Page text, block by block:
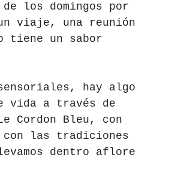
los domingos por
viaje, una reunión
tiene un sabor
hay algo
vida a través de
Cordon Bleu, con
con las tradiciones
dentro aflore